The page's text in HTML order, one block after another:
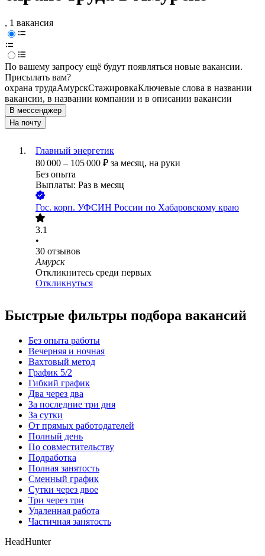
, 1 вакансия
По вашему запросу ещё будут появляться новые вакансии.
Присылать вам?
охрана трудаАмурскСтажировкаКлючевые слова в названии
вакансии, в названии компании и в описании вакансии
В мессенджер
На почту
Главный энергетик
80 000 – 105 000 ₽ за месяц, на руки
Без опыта
Выплаты: Раз в месяц
Гос. корп. УФСИН России по Хабаровскому краю
3.1
•
30 отзывов
Амурск
Откликнитесь среди первых
Откликнуться
Быстрые фильтры подбора вакансий
Без опыта работы
Вечерняя и ночная
Вахтовый метод
График 5/2
Гибкий график
Два через два
За последние три дня
За сутки
От прямых работодателей
Полный день
По совместительству
Подработка
Полная занятость
Сменный график
Сутки через двое
Три через три
Удаленная работа
Частичная занятость
HeadHunter